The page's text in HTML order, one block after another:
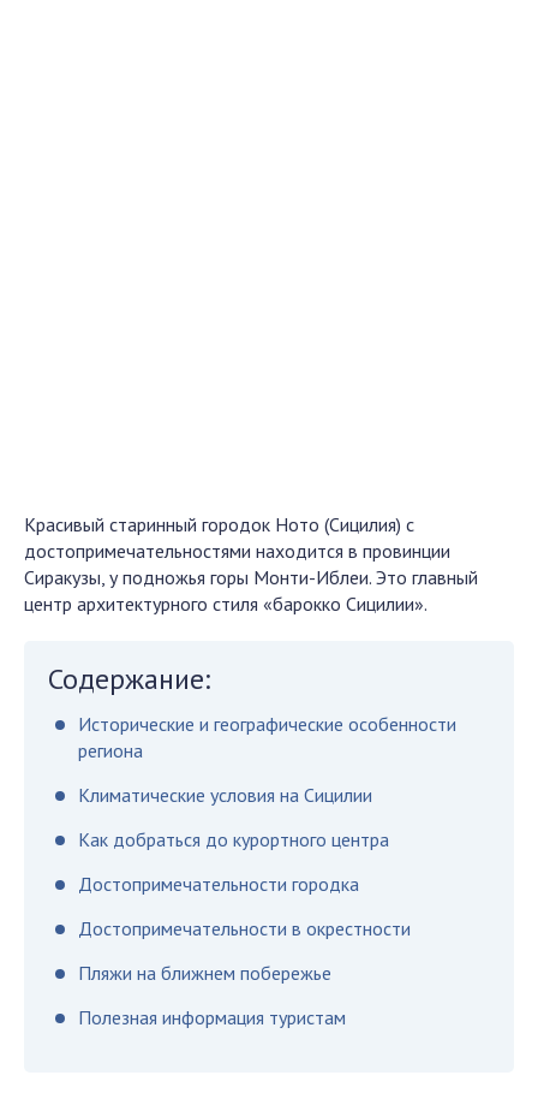
Красивый старинный городок Ното (Сицилия) с
достопримечательностями находится в провинции
Сиракузы, у подножья горы Монти-Иблеи. Это главный
центр архитектурного стиля «барокко Сицилии».
Содержание:
Исторические и географические особенности
региона
Климатические условия на Сицилии
Как добраться до курортного центра
Достопримечательности городка
Достопримечательности в окрестности
Пляжи на ближнем побережье
Полезная информация туристам